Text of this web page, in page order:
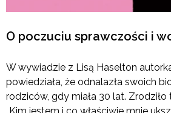
O poczuciu sprawczości i
W wywiadzie z Lisą Haselton autorka
powiedziała, że odnalazła swoich
rodziców, gdy miała 30 lat.
„Kim jestem i co właściwie mnie